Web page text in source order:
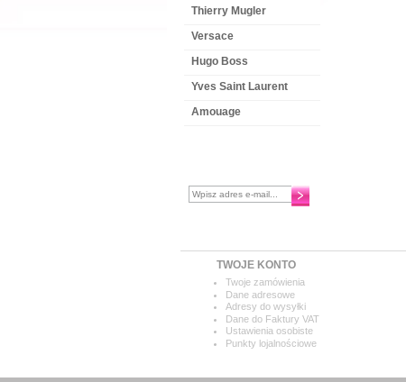
Thierry Mugler
Versace
Hugo Boss
Yves Saint Laurent
Amouage
TWOJE KONTO
Twoje zamówienia
Dane adresowe
Adresy do wysyłki
Dane do Faktury VAT
Ustawienia osobiste
Punkty lojalnościowe